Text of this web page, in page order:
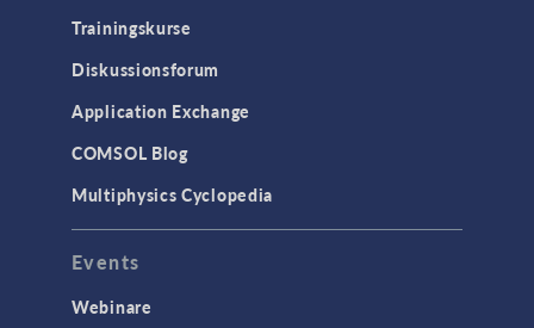
Mikrofluidik
Particle Tracing in Strömungen
Strömung in porösen Medien
Wärmetransport
STRUKTURMECHANIK &
AKUSTIK
Akustik & Schwingungen
Materialmodelle
Trainingskurse
Diskussionsforum
Application Exchange
COMSOL Blog
Multiphysics Cyclopedia
Events
Webinare